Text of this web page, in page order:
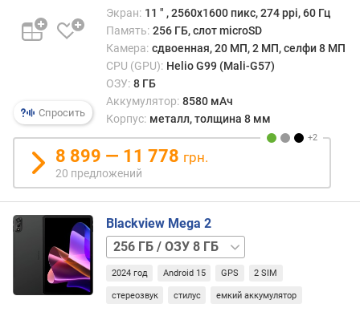
а
р
е
р
т
к
и
(
п
Спросить
Экран: 11 ″ , 2560x1600 пикс, 274 ppi, 60 Гц
Память: 256 ГБ, слот microSD
Камера: сдвоенная, 20 МП, 2 МП, селфи 8 МП
CPU (GPU): Helio G99 (Mali-G57)
ОЗУ: 8 ГБ
Аккумулятор: 8580 мАч
Корпус: металл, толщина 8 мм
8 899 — 11 778 грн.
20 предложений
Blackview Mega 2
128 ГБ
/
ОЗУ
2024 год Android 15 GPS 2 SIM
стереозвук стилус емкий аккумулятор